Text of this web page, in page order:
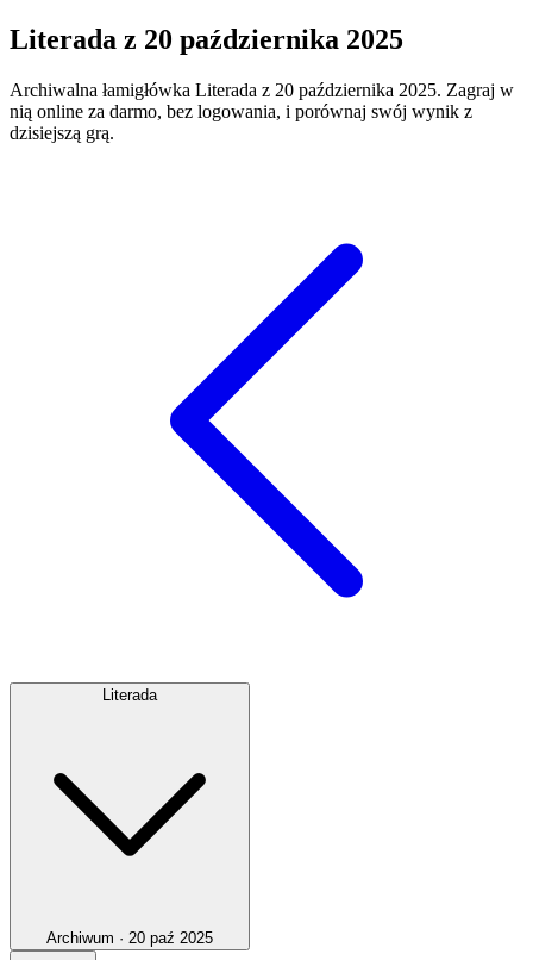
Literada z 20 października 2025
Archiwalna łamigłówka Literada z 20 października 2025. Zagraj w
nią online za darmo, bez logowania, i porównaj swój wynik z
dzisiejszą grą.
Literada
Archiwum · 20 paź 2025